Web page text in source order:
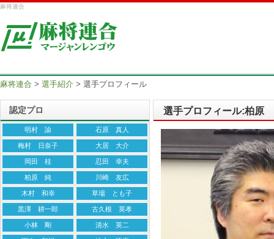
麻将連合
麻将連合 > 選手紹介 > 選手プロフィール
選手プロフィール:柏原
認定プロ
明村 諭 石原 真人
梅村 日奈子 大居 大介
岡田 桂 忍田 幸夫
柏原 純 川崎 友広
木村 和幸 草場 とも子
黒澤 耕一郎 古久根 英孝
小林 剛 清水 英二